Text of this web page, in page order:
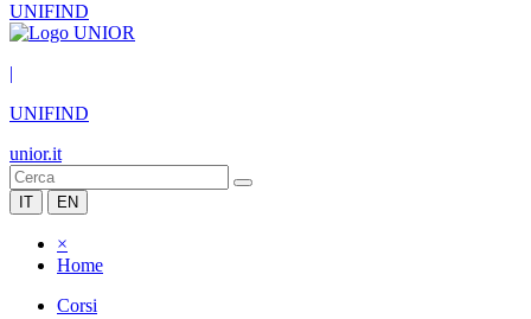
UNIFIND
|
UNIFIND
unior.it
IT EN
×
Home
Corsi